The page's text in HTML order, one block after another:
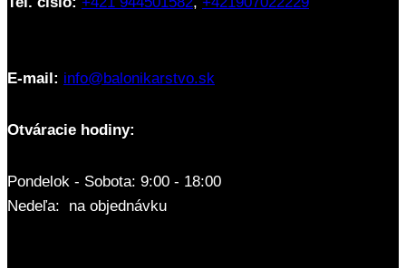
E-mail: info@balonikarstvo.sk
Otváracie hodiny:
Pondelok - Sobota: 9:00 - 18:00
Nedeľa: na objednávku